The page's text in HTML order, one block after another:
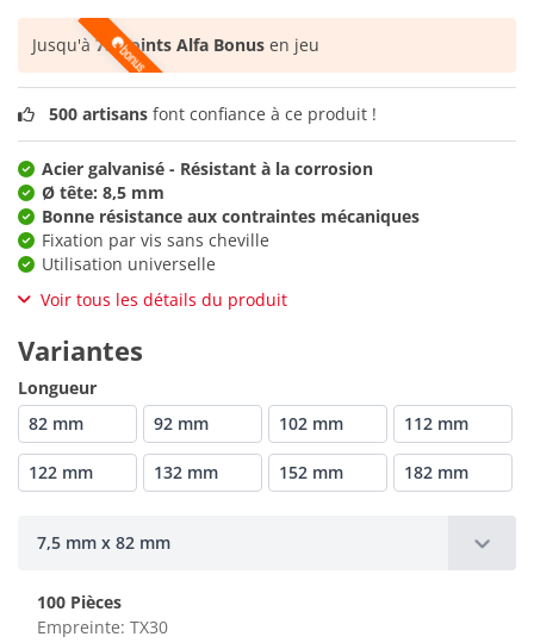
Jusqu'à75 points Alfa Bonus en jeu
500 artisans font confiance à ce produit !
Acier galvanisé - Résistant à la corrosion
Ø tête: 8,5 mm
Bonne résistance aux contraintes mécaniques
Fixation par vis sans cheville
Utilisation universelle
Voir tous les détails du produit
Variantes
Longueur
82 mm
92 mm 102 mm 112 mm
122 mm 132 mm 152 mm 182 mm
7,5 mm x 82 mm
100 Pièces
Empreinte: TX30